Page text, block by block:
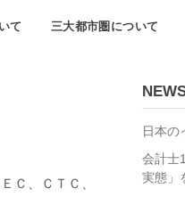
て 三大都市圏について
Ｃ、ＣＴＣ、
日本の
会計士
実態」